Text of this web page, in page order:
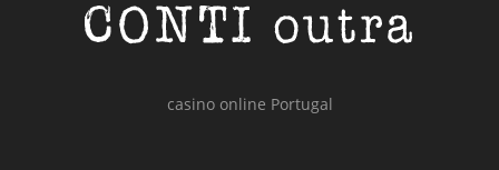
casino online Portugal